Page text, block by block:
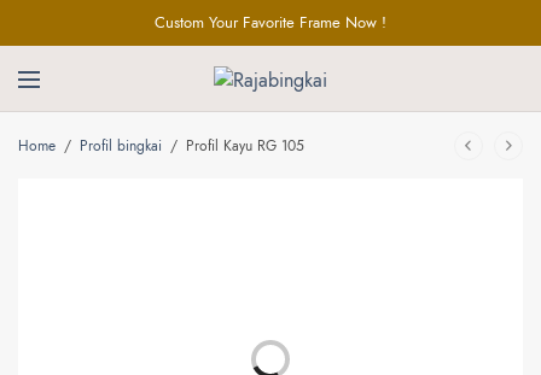
Custom Your Favorite Frame Now !
Home / Profil bingkai / Profil Kayu RG 105